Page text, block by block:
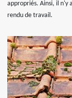
appropriés. Ainsi, il n'y
rendu de travail.